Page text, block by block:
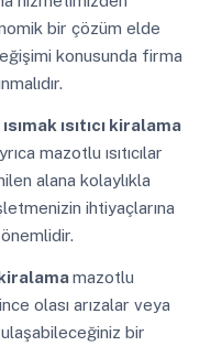
bir çözüm elde
konusunda firma
ısıtıcı kiralama
mazotlu ısıtıcılar
alana kolaylıkla
ihtiyaçlarına
önemlidir.
kiralamamazotlu
olası arızalar veya
ulaşabileceğiniz bir